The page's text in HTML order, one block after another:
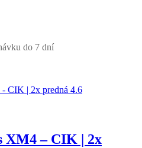
do 7 dní
XM4 – CIK | 2x